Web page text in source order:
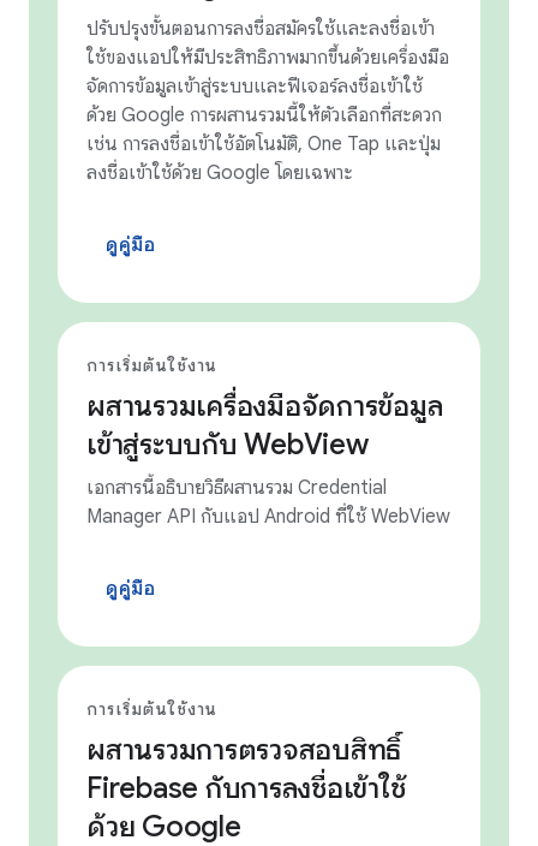
ปรับปรุงขั้นตอนการลงชื่อสมัครใช้และลงชื่อเข้า
ใช้ของแอปให้มีประสิทธิภาพมากขึ้นด้วยเครื่องมือ
จัดการข้อมูลเข้าสู่ระบบและฟีเจอร์ลงชื่อเข้าใช้
ด้วย Google การผสานรวมนี้ให้ตัวเลือกที่สะดวก
เช่น การลงชื่อเข้าใช้อัตโนมัติ, One Tap และปุ่ม
ลงชื่อเข้าใช้ด้วย Google โดยเฉพาะ
ดูคู่มือ
การเริ่มต้นใช้งาน
ผสานรวมเครื่องมือจัดการข้อมูล
เข้าสู่ระบบกับ WebView
เอกสารนี้อธิบายวิธีผสานรวม Credential
Manager API กับแอป Android ที่ใช้ WebView
ดูคู่มือ
การเริ่มต้นใช้งาน
ผสานรวมการตรวจสอบสิทธิ์
Firebase กับการลงชื่อเข้าใช้
ด้วย Google